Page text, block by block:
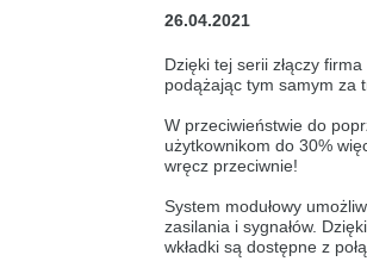
Wir haben erkannt, dass ihr Browser eine
Zur deutschen Version wechseln Auf
We have detected, that your browser
Switch to Czech version Stay on this
Zdá se, že Váš prohlížeč je v jiném
26.04.2021
Dzięki tej serii złączy
podążając tym samym za
W przeciwieństwie do
użytkownikom do 30%
wręcz przeciwnie!
System modułowy
zasilania i sygnałów.
wkładki są dostępne z